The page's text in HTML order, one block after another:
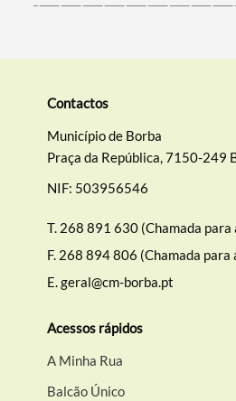
Contactos
Município de Borba
Praça da República, 7150-249
NIF: 503956546
T. 268 891 630 (Chamada para
F. 268 894 806 (Chamada para
E.geral@cm-borba.pt
Acessos rápidos
A Minha Rua
Balcão Único